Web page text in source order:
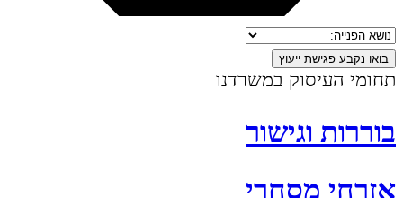
בואו נקבע פגישת ייעוץ
תחומי העיסוק במשרדנו
בוררות וגישור
אזרחי מסחרי